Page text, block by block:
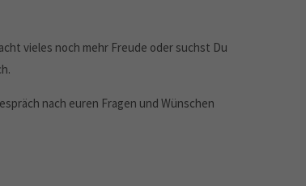
vieles noch mehr Freude oder suchst Du
nach euren Fragen und Wünschen